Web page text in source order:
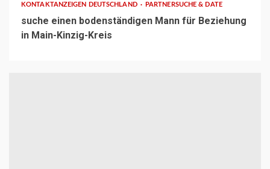
KONTAKTANZEIGEN DEUTSCHLAND PARTNERSUCHE & DATE
suche einen bodenständigen Mann für Beziehung
in Main-Kinzig-Kreis